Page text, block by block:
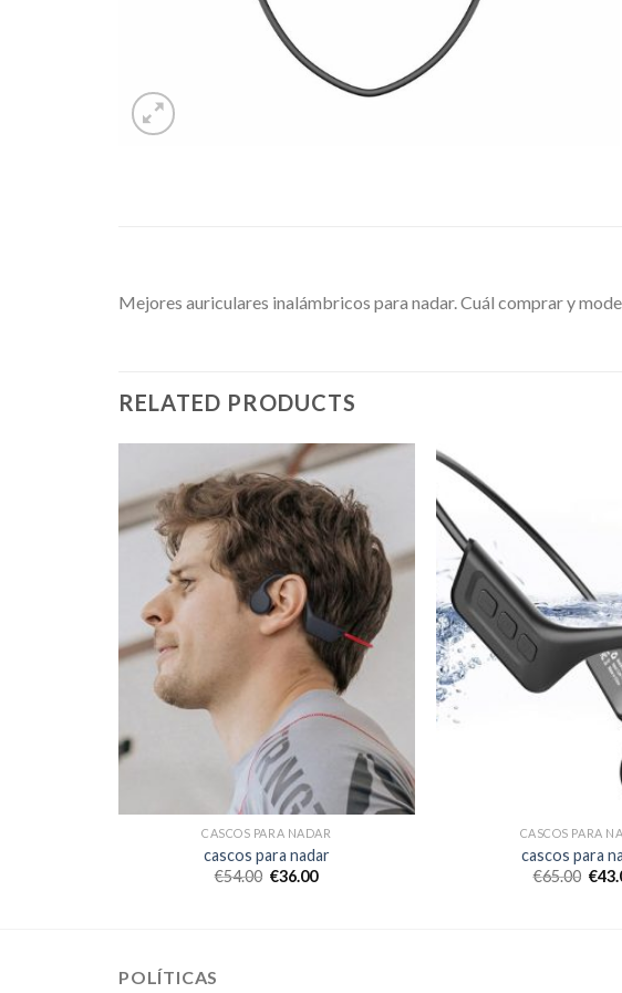
Mejores auriculares inalámbricos para nadar. Cuál comprar y
RELATED PRODUCTS
CASCOS PARA NADAR
cascos para nadar
€54.00 €36.00
CASCOS PARA
cascos para
€65.00 €
POLÍTICAS